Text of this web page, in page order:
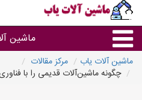
ماشین
ماشین
ماشین آلات یاب
مرکز مقالات
چگونه ماشین‌آلات قدیمی را با